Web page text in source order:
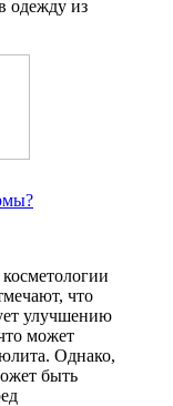
одежду из
что
улучшению
может
Однако,
быть